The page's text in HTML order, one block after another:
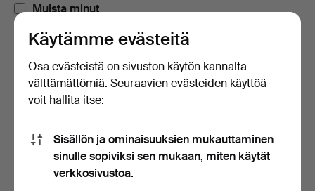
Muista minut
tai kirjaudu Facebookiin täällä
Käytämme evästeitä
Osa evästeistä on sivuston käytön kannalta
välttämättömiä. Seuraavien evästeiden käyttöä
voit hallita itse:
Sisällön ja ominaisuuksien mukauttaminen
sinulle sopiviksi sen mukaan, miten käytät
verkkosivustoa.